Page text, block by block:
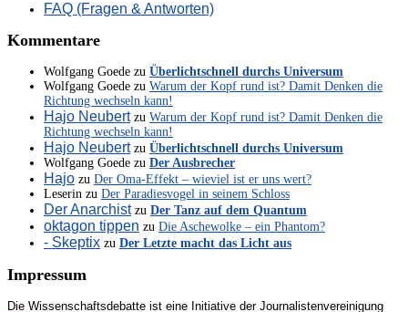
FAQ (Fragen & Antworten)
Kommentare
Wolfgang Goede zu Überlichtschnell durchs Universum
Wolfgang Goede zu Warum der Kopf rund ist? Damit Denken die
Richtung wechseln kann!
Hajo Neubertzu Warum der Kopf rund ist? Damit Denken die
Richtung wechseln kann!
Hajo Neubertzu Überlichtschnell durchs Universum
Wolfgang Goede zu Der Ausbrecher
Hajo zu Der Oma-Effekt – wieviel ist er uns wert?
Leserin zu Der Paradiesvogel in seinem Schloss
Der Anarchistzu Der Tanz auf dem Quantum
oktagon tippen zu Die Aschewolke – ein Phantom?
- Skeptix zu Der Letzte macht das Licht aus
Impressum
Die Wissenschaftsdebatte ist eine Initiative der Journalistenvereinigung